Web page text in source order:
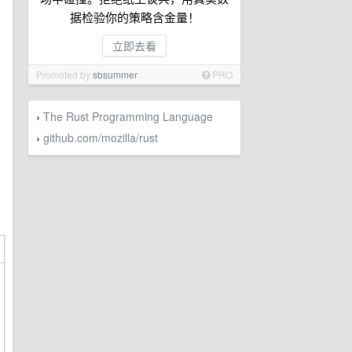
据检验你的策略含金量！
立即去看
Promoted bysbsummer PRO
› The Rust Programming Language
› github.com/mozilla/rust